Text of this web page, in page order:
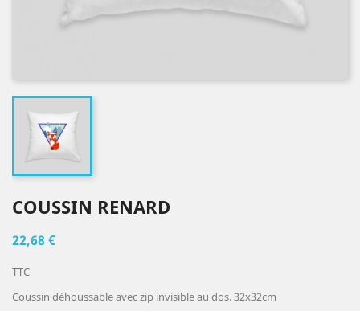
COUSSIN RENARD
22,68 €
TTC
Coussin déhoussable avec zip invisible au dos. 32x32cm